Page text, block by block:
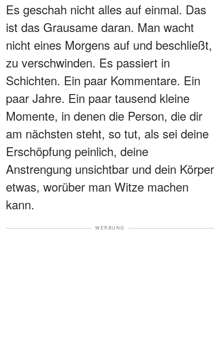
Es geschah nicht alles auf einmal. Das
ist das Grausame daran. Man wacht
nicht eines Morgens auf und beschließt,
zu verschwinden. Es passiert in
Schichten. Ein paar Kommentare. Ein
paar Jahre. Ein paar tausend kleine
Momente, in denen die Person, die dir
am nächsten steht, so tut, als sei deine
Erschöpfung peinlich, deine
Anstrengung unsichtbar und dein Körper
etwas, worüber man Witze machen
kann.
WERBUNG